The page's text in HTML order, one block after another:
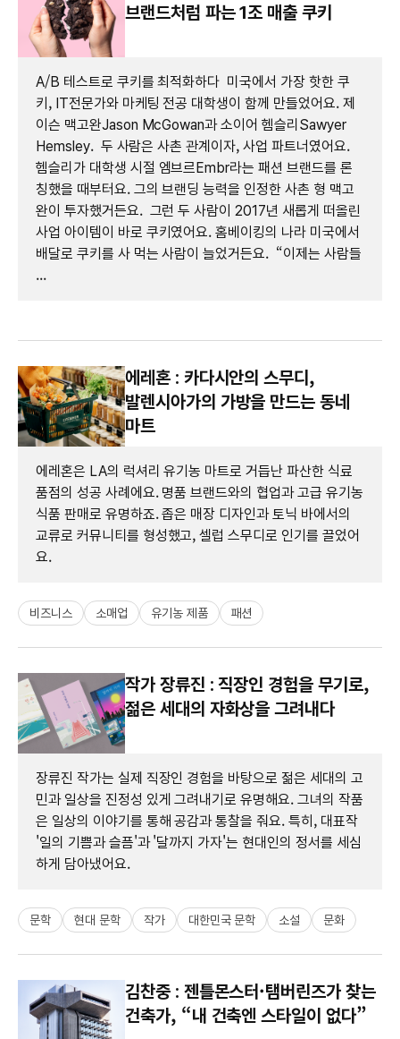
브랜드처럼 파는 1조 매출 쿠키
A/B 테스트로 쿠키를 최적화하다 미국에서 가장 핫한 쿠
키, IT전문가와 마케팅 전공 대학생이 함께 만들었어요. 제
이슨 맥고완Jason McGowan과 소이어 헴슬리Sawyer
Hemsley. 두 사람은 사촌 관계이자, 사업 파트너였어요.
헴슬리가 대학생 시절 엠브르Embr라는 패션 브랜드를 론
칭했을 때부터요. 그의 브랜딩 능력을 인정한 사촌 형 맥고
완이 투자했거든요. 그런 두 사람이 2017년 새롭게 떠올린
사업 아이템이 바로 쿠키였어요. 홈베이킹의 나라 미국에서
배달로 쿠키를 사 먹는 사람이 늘었거든요. “이제는 사람들
...
에레혼 : 카다시안의 스무디,
발렌시아가의 가방을 만드는 동네
마트
에레혼은 LA의 럭셔리 유기농 마트로 거듭난 파산한 식료
품점의 성공 사례에요. 명품 브랜드와의 협업과 고급 유기농
식품 판매로 유명하죠. 좁은 매장 디자인과 토닉 바에서의
교류로 커뮤니티를 형성했고, 셀럽 스무디로 인기를 끌었어
요.
비즈니스 소매업 유기농 제품 패션
작가 장류진 : 직장인 경험을 무기로,
젊은 세대의 자화상을 그려내다
장류진 작가는 실제 직장인 경험을 바탕으로 젊은 세대의 고
민과 일상을 진정성 있게 그려내기로 유명해요. 그녀의 작품
은 일상의 이야기를 통해 공감과 통찰을 줘요. 특히, 대표작
'일의 기쁨과 슬픔'과 '달까지 가자'는 현대인의 정서를 세심
하게 담아냈어요.
문학 현대 문학 작가 대한민국 문학 소설 문화
김찬중 : 젠틀몬스터·탬버린즈가 찾는
건축가, “내 건축엔 스타일이 없다”